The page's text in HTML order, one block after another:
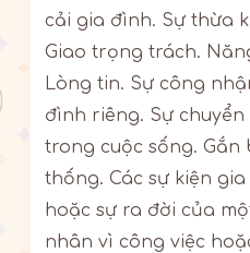
cải gia đình. Sự thừa
Giao trọng trách.
Lòng tin. Sự công
đình riêng. Sự
trong cuộc sống. Gắn
thống. Các sự kiện
hoặc sự ra đời của
nhân vì công việc